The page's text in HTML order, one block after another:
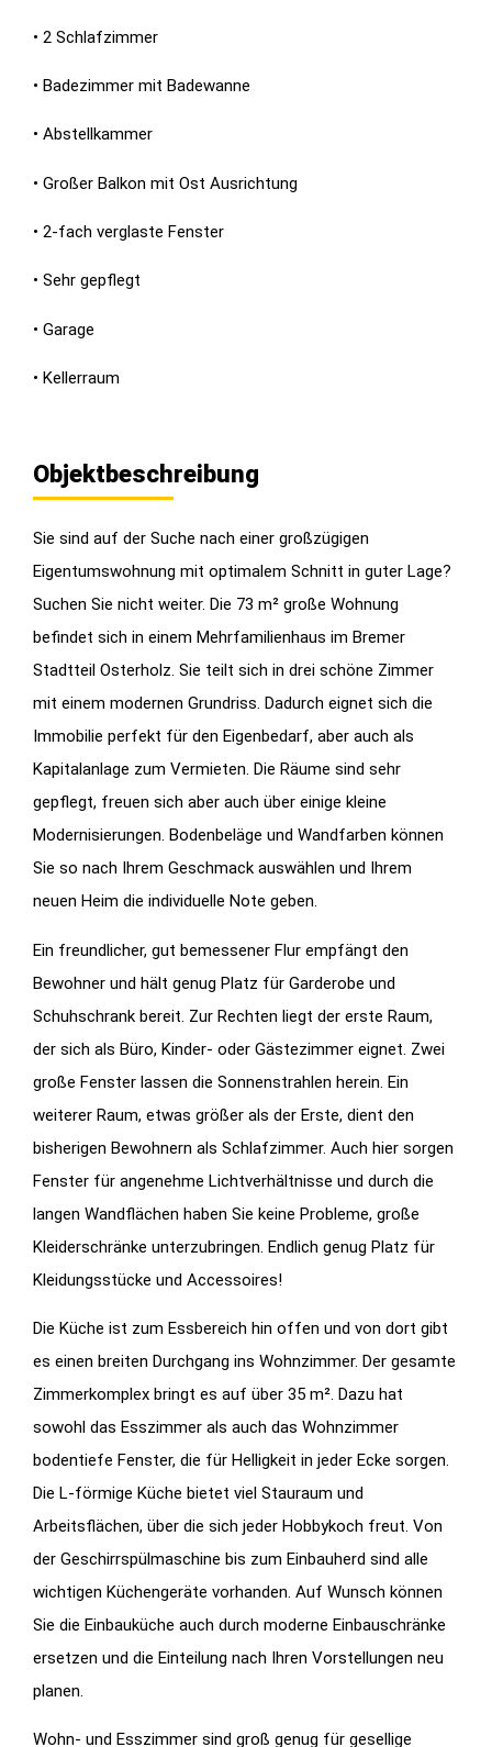
• 2 Schlafzimmer
• Badezimmer mit Badewanne
• Abstellkammer
• Großer Balkon mit Ost Ausrichtung
• 2-fach verglaste Fenster
• Sehr gepflegt
• Garage
• Kellerraum
Objektbeschreibung
Sie sind auf der Suche nach einer großzügigen
Eigentumswohnung mit optimalem Schnitt in guter Lage?
Suchen Sie nicht weiter. Die 73 m² große Wohnung
befindet sich in einem Mehrfamilienhaus im Bremer
Stadtteil Osterholz. Sie teilt sich in drei schöne Zimmer
mit einem modernen Grundriss. Dadurch eignet sich die
Immobilie perfekt für den Eigenbedarf, aber auch als
Kapitalanlage zum Vermieten. Die Räume sind sehr
gepflegt, freuen sich aber auch über einige kleine
Modernisierungen. Bodenbeläge und Wandfarben können
Sie so nach Ihrem Geschmack auswählen und Ihrem
neuen Heim die individuelle Note geben.
Ein freundlicher, gut bemessener Flur empfängt den
Bewohner und hält genug Platz für Garderobe und
Schuhschrank bereit. Zur Rechten liegt der erste Raum,
der sich als Büro, Kinder- oder Gästezimmer eignet. Zwei
große Fenster lassen die Sonnenstrahlen herein. Ein
weiterer Raum, etwas größer als der Erste, dient den
bisherigen Bewohnern als Schlafzimmer. Auch hier sorgen
Fenster für angenehme Lichtverhältnisse und durch die
langen Wandflächen haben Sie keine Probleme, große
Kleiderschränke unterzubringen. Endlich genug Platz für
Kleidungsstücke und Accessoires!
Die Küche ist zum Essbereich hin offen und von dort gibt
es einen breiten Durchgang ins Wohnzimmer. Der gesamte
Zimmerkomplex bringt es auf über 35 m². Dazu hat
sowohl das Esszimmer als auch das Wohnzimmer
bodentiefe Fenster, die für Helligkeit in jeder Ecke sorgen.
Die L-förmige Küche bietet viel Stauraum und
Arbeitsflächen, über die sich jeder Hobbykoch freut. Von
der Geschirrspülmaschine bis zum Einbauherd sind alle
wichtigen Küchengeräte vorhanden. Auf Wunsch können
Sie die Einbauküche auch durch moderne Einbauschränke
ersetzen und die Einteilung nach Ihren Vorstellungen neu
planen.
Wohn- und Esszimmer sind groß genug für gesellige